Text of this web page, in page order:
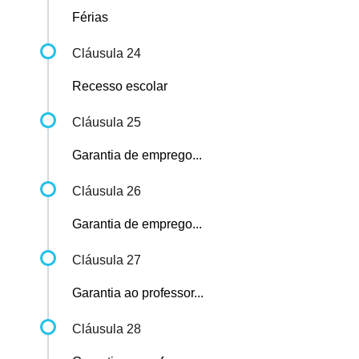
Férias
Cláusula 24
Recesso escolar
Cláusula 25
Garantia de emprego...
Cláusula 26
Garantia de emprego...
Cláusula 27
Garantia ao professor...
Cláusula 28